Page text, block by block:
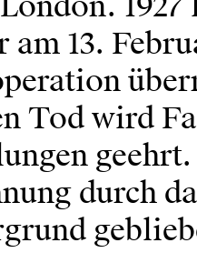
13.
Tod wird
durch